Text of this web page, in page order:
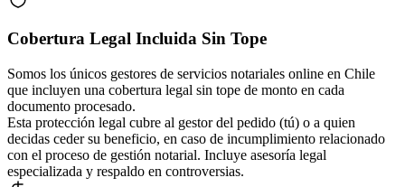
Cobertura Legal Incluida Sin Tope
Somos los únicos gestores de servicios notariales online en Chile
que incluyen una cobertura legal sin tope de monto en cada
documento procesado.
Esta protección legal cubre al gestor del pedido (tú) o a quien
decidas ceder su beneficio, en caso de incumplimiento relacionado
con el proceso de gestión notarial. Incluye asesoría legal
especializada y respaldo en controversias.